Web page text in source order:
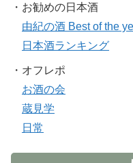
・お勧めの日本酒
由紀の酒 Best of the
日本酒ランキング
・オフレポ
お酒の会
蔵見学
日常